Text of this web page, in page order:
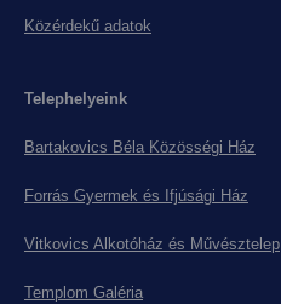
Közérdekű adatok
Telephelyeink
Bartakovics Béla Közösségi Ház
Forrás Gyermek és Ifjúsági Ház
Vitkovics Alkotóház és Művésztelep
Templom Galéria